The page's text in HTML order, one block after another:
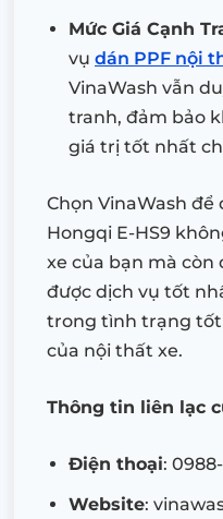
Mức Giá Cạnh
vụ dán PPF nội
VinaWash vẫn
tranh, đảm bảo
giá trị tốt nhất
Chọn VinaWash để
Hongqi E-HS9
xe của bạn mà
được dịch vụ tốt
trong tình trạng tốt
của nội thất xe.
Thông tin liên lạc
Điện thoại:
Website: